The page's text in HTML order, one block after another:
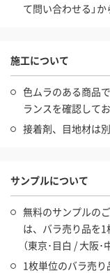
て問い合わせる」
施工について
色ムラのある商品
ランスを確認して
接着剤、目地材は
サンプルについて
無料のサンプルの
は、バラ売り品を1
（東京･目白 / 大阪･
1枚単位のバラ売